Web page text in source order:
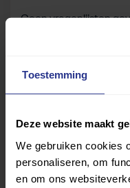
Toestemming
Deze website maakt
We gebruiken cookies
personaliseren, om
en om ons
Geen vragenlijsten